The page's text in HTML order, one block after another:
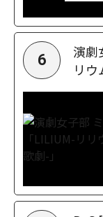
6
演劇
リウ